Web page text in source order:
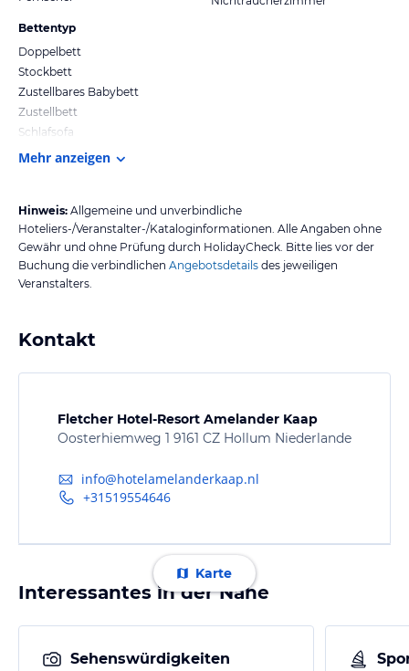
Bettentyp
Doppelbett
Stockbett
Zustellbares Babybett
Zustellbett
Schlafsofa
Mehr anzeigen
Hinweis: Allgemeine und unverbindliche
Hoteliers-/Veranstalter-/Kataloginformationen. Alle Angaben ohne
Gewähr und ohne Prüfung durch HolidayCheck. Bitte lies vor der
Buchung die verbindlichen Angebotsdetails des jeweiligen
Veranstalters.
Kontakt
Fletcher Hotel-Resort Amelander Kaap
Oosterhiemweg 1 9161 CZ Hollum Niederlande
info@hotelamelanderkaap.nl
+31519554646
Karte
Interessantes in der Nähe
Sehenswürdigkeiten